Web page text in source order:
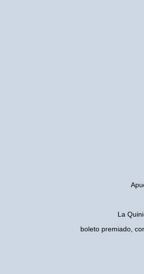
La
boleto premiado,